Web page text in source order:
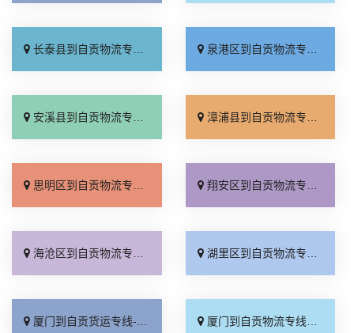
长泰县到自贡物流专线_需要几天「计费标准」 泉港区到自贡物流专线_市县闪送「多少公里」
安溪县到自贡物流专线_托运放心「门到门配送」 漳浦县到自贡物流专线_要几天到「直达特快专线」
思明区到自贡物流专线_直发全境「费用多少」 翔安区到自贡物流专线_多少一吨「收费介绍」
海沧区到自贡物流专线_来电咨询「每日发车」 湖里区到自贡物流专线_价格透明「多少一吨」
厦门到自贡货运专线-厦门到自贡物流公司_直通专线「高速快运」 厦门到自贡物流专线_来电咨询「资质齐全」